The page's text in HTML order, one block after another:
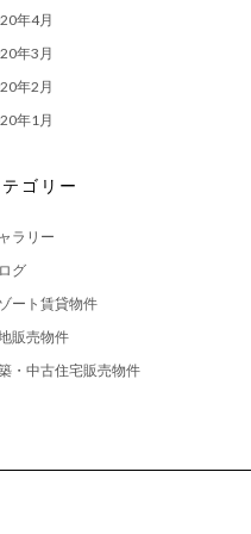
年4月
年3月
年2月
年1月
ゴリー
ラリー
グ
ート賃貸物件
販売物件
・中古住宅販売物件